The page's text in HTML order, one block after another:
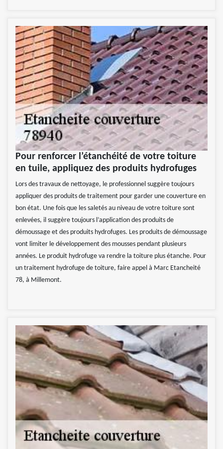
Pour renforcer l’étanchéité de votre toiture
en tuile, appliquez des produits hydrofuges
Lors des travaux de nettoyage, le professionnel suggère toujours
appliquer des produits de traitement pour garder une couverture en
bon état. Une fois que les saletés au niveau de votre toiture sont
enlevées, il suggère toujours l’application des produits de
démoussage et des produits hydrofuges. Les produits de démoussage
vont limiter le développement des mousses pendant plusieurs
années. Le produit hydrofuge va rendre la toiture plus étanche. Pour
un traitement hydrofuge de toiture, faire appel à Marc Etancheité
78, à Millemont.